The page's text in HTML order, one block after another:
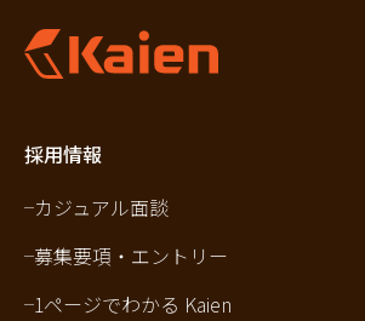
採用情報
カジュアル面談
募集要項・エントリー
1ページでわかる Kaien